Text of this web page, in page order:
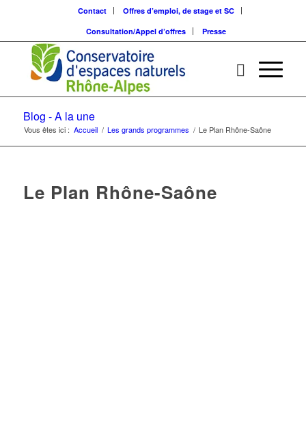
Contact
Offres d’emploi, de stage et SC
Consultation/Appel d’offres
Presse
Blog - A la une
Vous êtes ici : Accueil / Les grands programmes / Le Plan Rhône-Saône
Le Plan Rhône-Saône